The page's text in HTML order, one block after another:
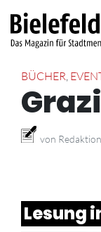
BÜCHER,
von Redaktion
Lesung